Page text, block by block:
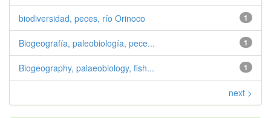
1
biodiversidad, peces, río Orinoco
1
Biogeografía, paleobiología, pece...
1
Biogeography, palaeobiology, fish...
next >